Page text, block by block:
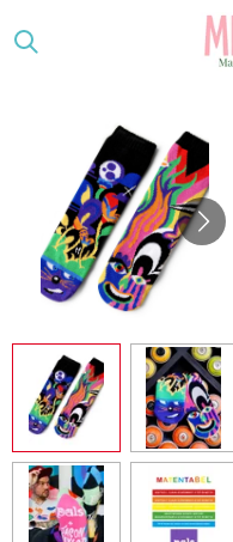
Ga
direct
hoofdinhoud